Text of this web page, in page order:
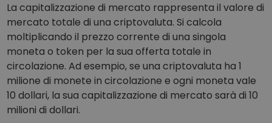
La capitalizzazione di mercato rappresenta il valore di
mercato totale di una criptovaluta. Si calcola
moltiplicando il prezzo corrente di una singola
moneta o token per la sua offerta totale in
circolazione. Ad esempio, se una criptovaluta ha 1
milione di monete in circolazione e ogni moneta vale
10 dollari, la sua capitalizzazione di mercato sarà di 10
milioni di dollari.